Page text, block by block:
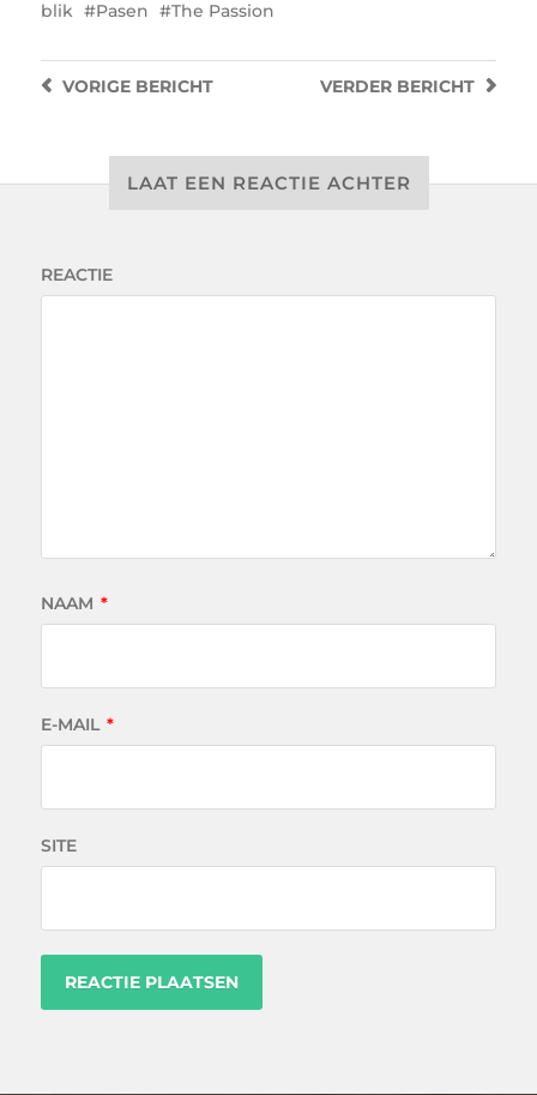
blik Pasen The Passion
VERDER BERICHT
VORIGEBERICHT
LAAT EEN REACTIE ACHTER
REACTIE
NAAM *
E-MAIL *
SITE